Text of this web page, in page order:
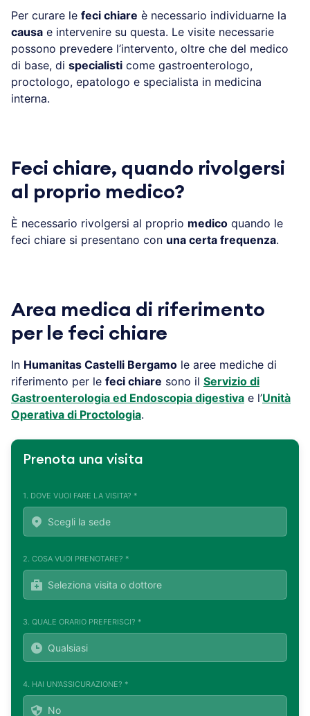
Per curare le feci chiare è necessario individuarne la
causa e intervenire su questa. Le visite necessarie
possono prevedere l’intervento, oltre che del medico
di base, di specialisti come gastroenterologo,
proctologo, epatologo e specialista in medicina
interna.
Feci chiare, quando rivolgersi
al proprio medico?
È necessario rivolgersi al proprio medico quando le
feci chiare si presentano con una certa frequenza.
Area medica di riferimento
per le feci chiare
In Humanitas Castelli Bergamo le aree mediche di
riferimento per le feci chiare sono il Servizio di
Gastroenterologia ed Endoscopia digestiva e l’Unità
Operativa di Proctologia.
Prenota una visita
1. DOVE VUOI FARE LA VISITA? *
2. COSA VUOI PRENOTARE? *
3. QUALE ORARIO PREFERISCI? *
4. HAI UN'ASSICURAZIONE? *